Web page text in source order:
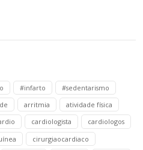
#infarto
#sedentarismo
arritmia
atividade física
cardiologista
cardiologos
cirurgiaocardiaco